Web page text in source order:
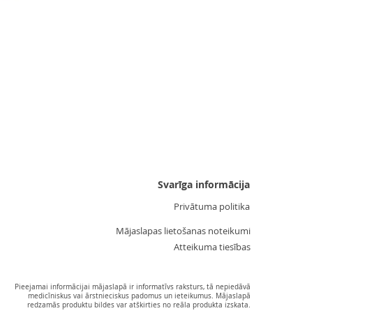
Svarīga informācija
Privātuma politika
Mājaslapas lietošanas noteikumi
Atteikuma tiesības
Pieejamai informācijai mājaslapā ir informatīvs raksturs, tā nepiedāvā
medicīniskus vai ārstnieciskus padomus un ieteikumus. Mājaslapā
redzamās produktu bildes var atškirties no reāla produkta izskata.